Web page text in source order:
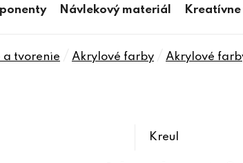
Návlekový materiál
a tvorenie Akrylové farby Akrylové
Kreul